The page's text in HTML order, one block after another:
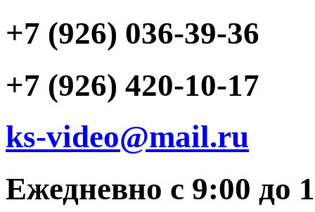
+7 (926) 036-39-36
+7 (926) 420-10-17
ks-video@mail.ru
Ежедневно с 9:00 до